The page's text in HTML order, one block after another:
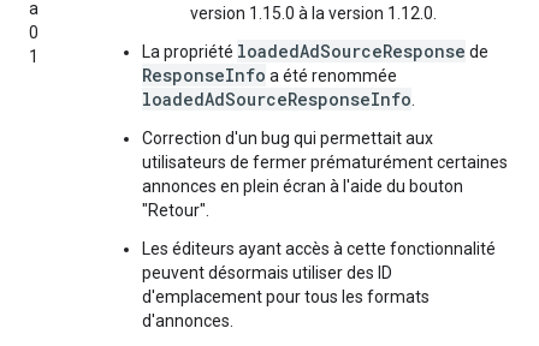
a
0
1
version 1.15.0 à la version 1.12.0.
La propriété loadedAdSourceResponse de
ResponseInfo a été renommée
loadedAdSourceResponseInfo
Correction d'un bug qui permettait aux
utilisateurs de fermer prématurément certaines
annonces en plein écran à l'aide du bouton
"Retour".
Les éditeurs ayant accès à cette fonctionnalité
peuvent désormais utiliser des ID
d'emplacement pour tous les formats
d'annonces.